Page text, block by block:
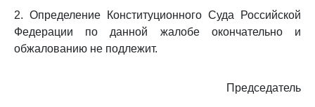
2. Определение Конституционного Суда Российской
Федерации по данной жалобе окончательно и
обжалованию не подлежит.
Председатель